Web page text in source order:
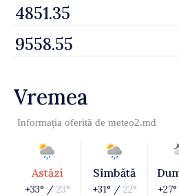
Vremea
Informația oferită de meteo2.md
Astăzi
+33° / 23°
Sîmbătă
+31° / 22°